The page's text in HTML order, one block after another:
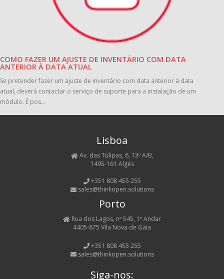
COMO FAZER UM AJUSTE DE INVENTÁRIO COM DATA
ANTERIOR À DATA ATUAL
Se pretender fazer um ajuste de inventário com data anterior à data
atual, deverá contactar o serviço de suporte para a instalação de um
módulo. É pos...
Lisboa
Av. das Túlipas, 6, 13º A/B,
1495-161 Algés
+351 808 455 255
sales@thinkopen.solutions
Porto
Rua dos Lagos, nº 545, 1º Andar
4405-875 Vila Nova de Gaia
+351 808 455 255
sales@thinkopen.solutions
Siga-nos: